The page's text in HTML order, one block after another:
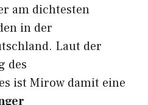
am dichtesten
in der
Laut der
des
ist Mirow damit eine